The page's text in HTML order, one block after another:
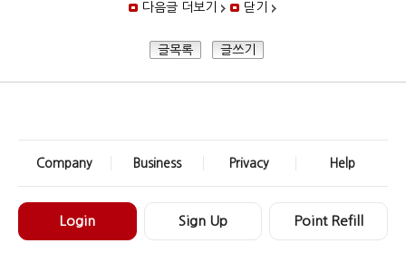
다음글 더보기 닫기
글목록 글쓰기
Company Business Privacy Help
Login Sign Up Point Refill